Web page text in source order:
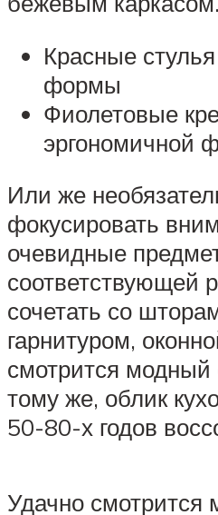
Красные
формы
Фиолетовые
эргономичной
Или же
фокусировать
очевидные
соответствующей
сочетать со
гарнитуром,
смотрится модный
тому же, облик
50-80-х годов
Удачно смотрится